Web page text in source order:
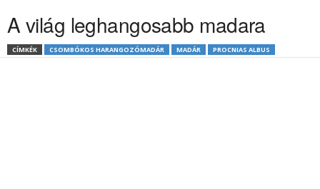
A világ leghangosabb madara
CÍMKÉK CSOMBÓKOS HARANGOZÓMADÁR MADÁR PROCNIAS ALBUS